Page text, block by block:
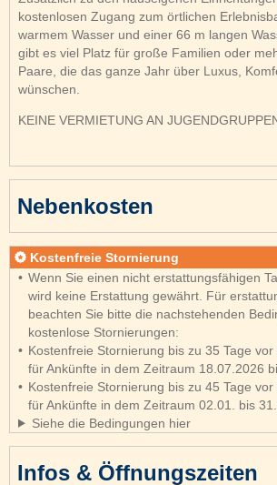
kostenlosen Zugang zum örtlichen
warmem Wasser und einer 66 m langen
gibt es viel Platz für große Familien oder
Paare, die das ganze Jahr über Luxus,
wünschen.
KEINE VERMIETUNG AN
Infos & Öffnungszeiten
Nebenkosten
Kostenfreie Stornierung
Wenn Sie einen nicht erstattungsfähigen
wird keine Erstattung gewährt. Für
beachten Sie bitte die nachstehenden
kostenlose Stornierungen:
Kostenfreie Stornierung bis zu 35 Tage
für Ankünfte in dem Zeitraum 18.07.2026
Kostenfreie Stornierung bis zu 45 Tage
für Ankünfte in dem Zeitraum 02.01. bis
Siehe die Bedingungen hier